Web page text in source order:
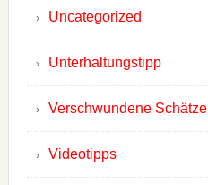
Uncategorized
Unterhaltungstipp
Verschwundene Schätze
Videotipps